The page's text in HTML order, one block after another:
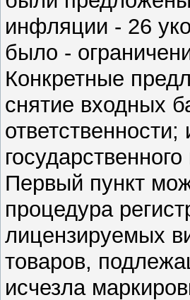
инфляции - 26
было -
Конкретные
снятие входных
Первый пункт
процедура
лицензируемых
товаров,
исчезла